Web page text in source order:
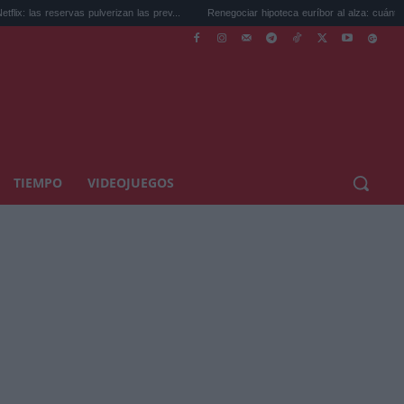
pulverizan las prev... Renegociar hipoteca euríbor al alza: cuánto puedes...
TIEMPO VIDEOJUEGOS